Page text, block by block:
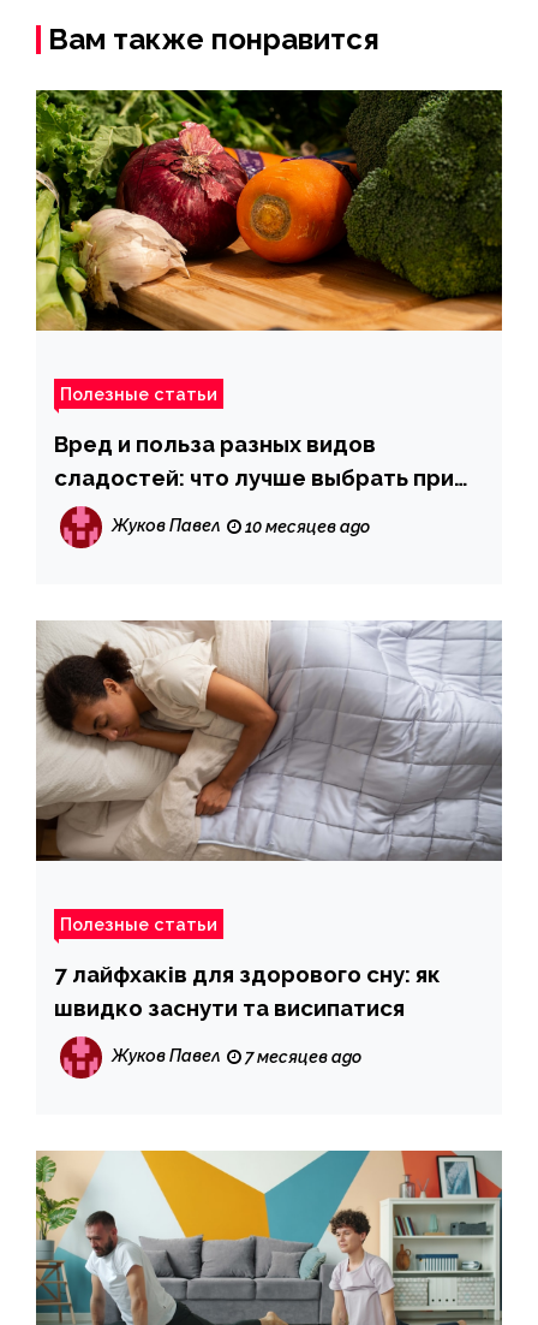
Вам также понравится
Полезные статьи
Вред и польза разных видов
сладостей: что лучше выбрать при
правильном питании
Жуков Павел 10 месяцев ago
Полезные статьи
7 лайфхаків для здорового сну: як
швидко заснути та висипатися
Жуков Павел 7 месяцев ago